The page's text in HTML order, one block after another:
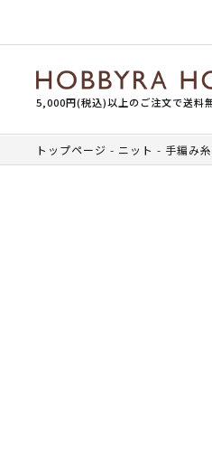
5,000円(税込)以上のご注文で送料
トップページ ニット 手編み糸